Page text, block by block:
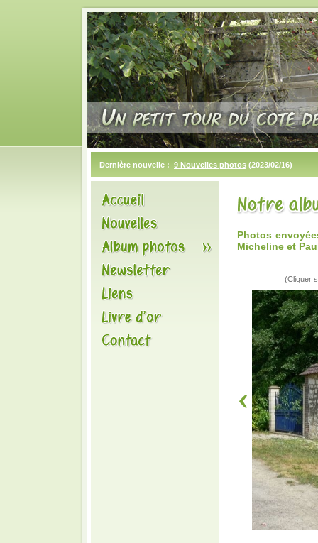
Dernière nouvelle : 9 Nouvelles photos (2023/02/16)
Photos
Micheline et
(Cliquer